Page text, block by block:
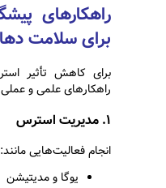
راهکارهای
برای سلامت
برای کاهش تأثیر
راهکارهای علمی و عملی
۱. مدیریت استرس
انجام فعالیت‌هایی مانند:
یوگا و مدیتیشن